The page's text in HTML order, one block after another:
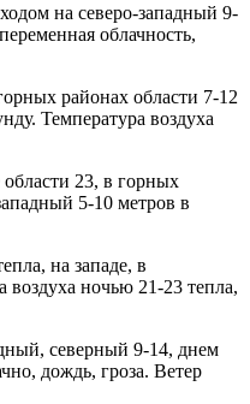
на северо-западный 9-
облачность,
районах области 7-12
Температура воздуха
23, в горных
5-10 метров в
на западе, в
воздуха ночью 21-23 тепла,
северный 9-14, днем
дождь, гроза. Ветер